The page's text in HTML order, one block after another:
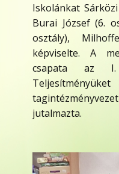
Iskolánkat
Burai József (6.
osztály),
képviselte. A
csapata az
jutalmazta.